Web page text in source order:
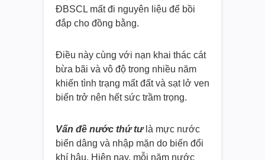
ĐBSCL mất đi nguyên liệu để bồi
đắp cho đồng bằng.
Điều này cùng với nạn khai thác cát
bừa bãi và vô độ trong nhiều năm
khiến tình trạng mất đất và sạt lở ven
biển trở nên hết sức trầm trọng.
Vấn đề nước thứ tưlà mực nước
biển dâng và nhập mặn do biến đổi
khí hậu. Hiện nay, mỗi năm nước